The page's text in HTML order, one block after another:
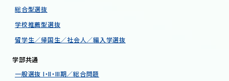
総合型選抜
学校推薦型選抜
留学生／帰国生／社会人／編入学選抜
学部共通
一般選抜 Ⅰ・Ⅱ・Ⅲ期／総合問題